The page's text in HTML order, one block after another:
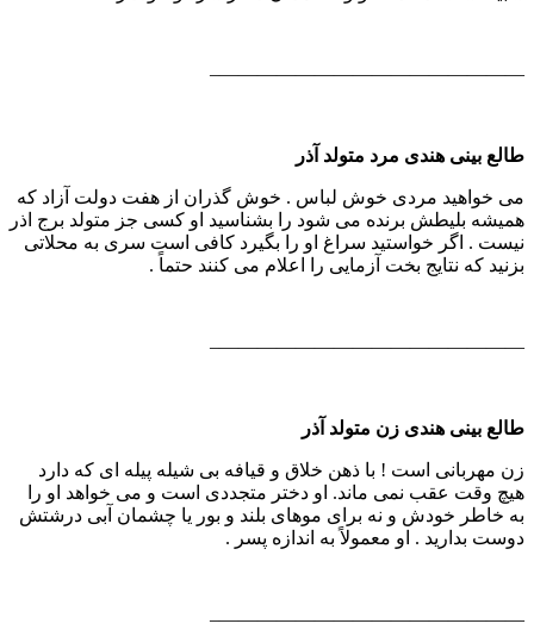
————————————————–
طالع بینی هندی مرد متولد آذر
می خواهید مردی خوش لباس . خوش گذران از هفت دولت آزاد كه
همیشه بلیطش برنده می شود را بشناسید او كسی جز متولد برج اذر
نیست . اگر خواستید سراغ او را بگیرد كافی است سری به محلاتی
بزنید كه نتایج بخت آزمایی را اعلام می كنند حتماً‌ .
————————————————–
طالع بینی هندی زن متولد آذر
زن مهربانی است ! با ذهن خلاق و قیافه بی شیله پیله ای كه دارد
هیچ وقت عقب نمی ماند. او دختر متجددی است و می خواهد او را
به خاطر خودش و نه برای موهای بلند و بور یا چشمان آبی درشتش
دوست بدارید . او معمولاً به اندازه پسر .
————————————————–